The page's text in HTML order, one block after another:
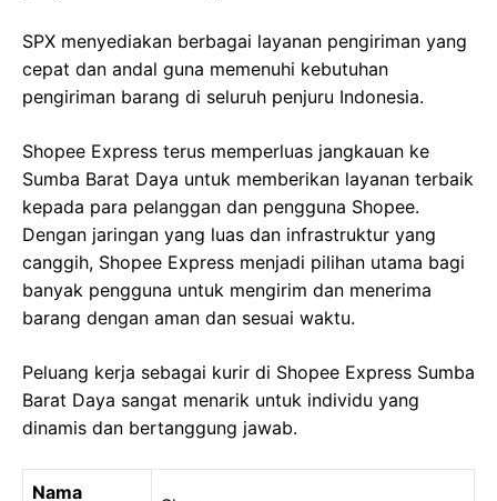
SPX menyediakan berbagai layanan pengiriman yang
cepat dan andal guna memenuhi kebutuhan
pengiriman barang di seluruh penjuru Indonesia.
Shopee Express terus memperluas jangkauan ke
Sumba Barat Daya untuk memberikan layanan terbaik
kepada para pelanggan dan pengguna Shopee.
Dengan jaringan yang luas dan infrastruktur yang
canggih, Shopee Express menjadi pilihan utama bagi
banyak pengguna untuk mengirim dan menerima
barang dengan aman dan sesuai waktu.
Peluang kerja sebagai kurir di Shopee Express Sumba
Barat Daya sangat menarik untuk individu yang
dinamis dan bertanggung jawab.
Nama